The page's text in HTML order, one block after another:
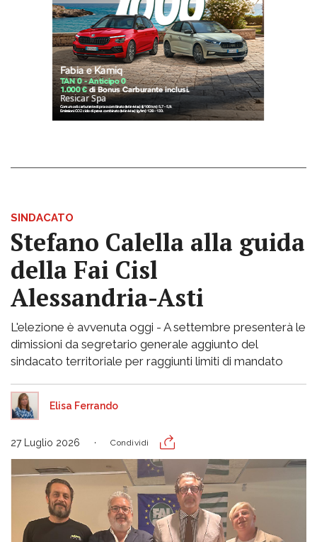
SINDACATO
Stefano Calella alla guida
della Fai Cisl
Alessandria-Asti
L'elezione è avvenuta oggi - A settembre presenterà le
dimissioni da segretario generale aggiunto del
sindacato territoriale per raggiunti limiti di mandato
Elisa Ferrando
27 Luglio 2026 Condividi